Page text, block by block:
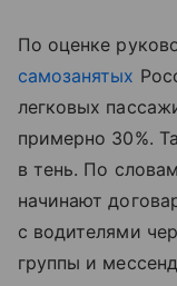
По оценке
самозанятых
легковых
примерно 30%.
в тень. По
начинают
с водителями
группы и